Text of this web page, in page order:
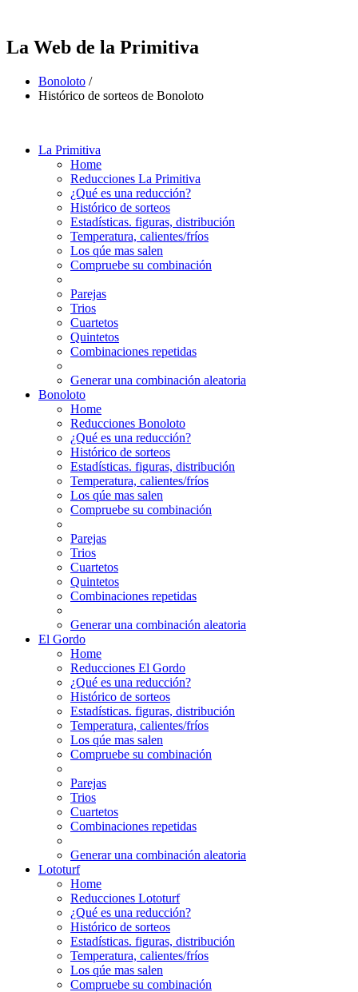
La Web de la Primitiva
Bonoloto /
Histórico de sorteos de Bonoloto
La Primitiva
Home
Reducciones La Primitiva
¿Qué es una reducción?
Histórico de sorteos
Estadísticas. figuras, distribución
Temperatura, calientes/fríos
Los qúe mas salen
Compruebe su combinación
Parejas
Trios
Cuartetos
Quintetos
Combinaciones repetidas
Generar una combinación aleatoria
Bonoloto
Home
Reducciones Bonoloto
¿Qué es una reducción?
Histórico de sorteos
Estadísticas. figuras, distribución
Temperatura, calientes/fríos
Los qúe mas salen
Compruebe su combinación
Parejas
Trios
Cuartetos
Quintetos
Combinaciones repetidas
Generar una combinación aleatoria
El Gordo
Home
Reducciones El Gordo
¿Qué es una reducción?
Histórico de sorteos
Estadísticas. figuras, distribución
Temperatura, calientes/fríos
Los qúe mas salen
Compruebe su combinación
Parejas
Trios
Cuartetos
Combinaciones repetidas
Generar una combinación aleatoria
Lototurf
Home
Reducciones Lototurf
¿Qué es una reducción?
Histórico de sorteos
Estadísticas. figuras, distribución
Temperatura, calientes/fríos
Los qúe mas salen
Compruebe su combinación